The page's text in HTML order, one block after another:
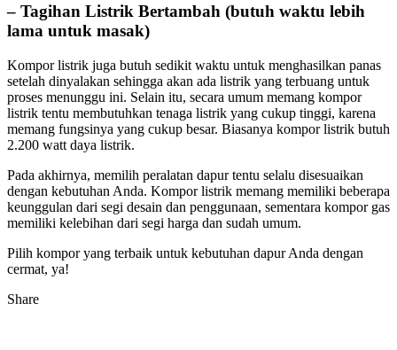
– Tagihan Listrik Bertambah (butuh waktu lebih
lama untuk masak)
Kompor listrik juga butuh sedikit waktu untuk menghasilkan panas
setelah dinyalakan sehingga akan ada listrik yang terbuang untuk
proses menunggu ini. Selain itu, secara umum memang kompor
listrik tentu membutuhkan tenaga listrik yang cukup tinggi, karena
memang fungsinya yang cukup besar. Biasanya kompor listrik butuh
2.200 watt daya listrik.
Pada akhirnya, memilih peralatan dapur tentu selalu disesuaikan
dengan kebutuhan Anda. Kompor listrik memang memiliki beberapa
keunggulan dari segi desain dan penggunaan, sementara kompor gas
memiliki kelebihan dari segi harga dan sudah umum.
Pilih kompor yang terbaik untuk kebutuhan dapur Anda dengan
cermat, ya!
Share